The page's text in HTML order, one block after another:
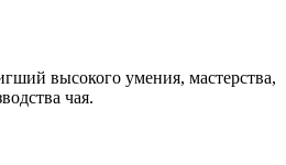
высокого умения, мастерства,
чая.